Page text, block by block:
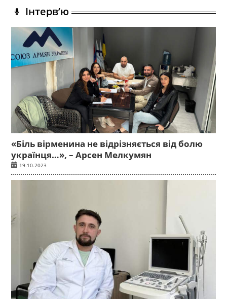
Інтерв’ю
«Біль вірменина не відрізняється від болю
українця…», – Арсен Мелкумян
19.10.2023